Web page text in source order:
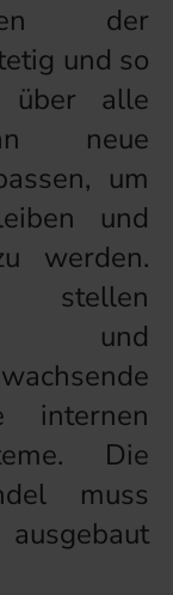
der
und so
über alle
neue
um
und
werden.
und
internen
Die
muss